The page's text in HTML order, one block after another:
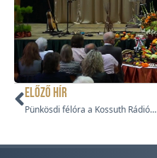
ELŐZŐ HÍR
Pünkösdi félóra a Kossuth Rádióban